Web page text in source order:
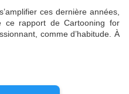
ces dernière années,
ce rapport de Cartooning for
comme d’habitude. À